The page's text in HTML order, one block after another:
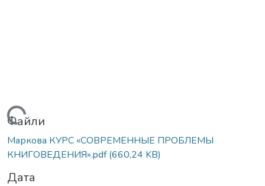
Вантажиться...
Файли
Маркова КУРС «СОВРЕМЕННЫЕ ПРОБЛЕМЫ
КНИГОВЕДЕНИЯ».pdf(660,24 KB)
Дата